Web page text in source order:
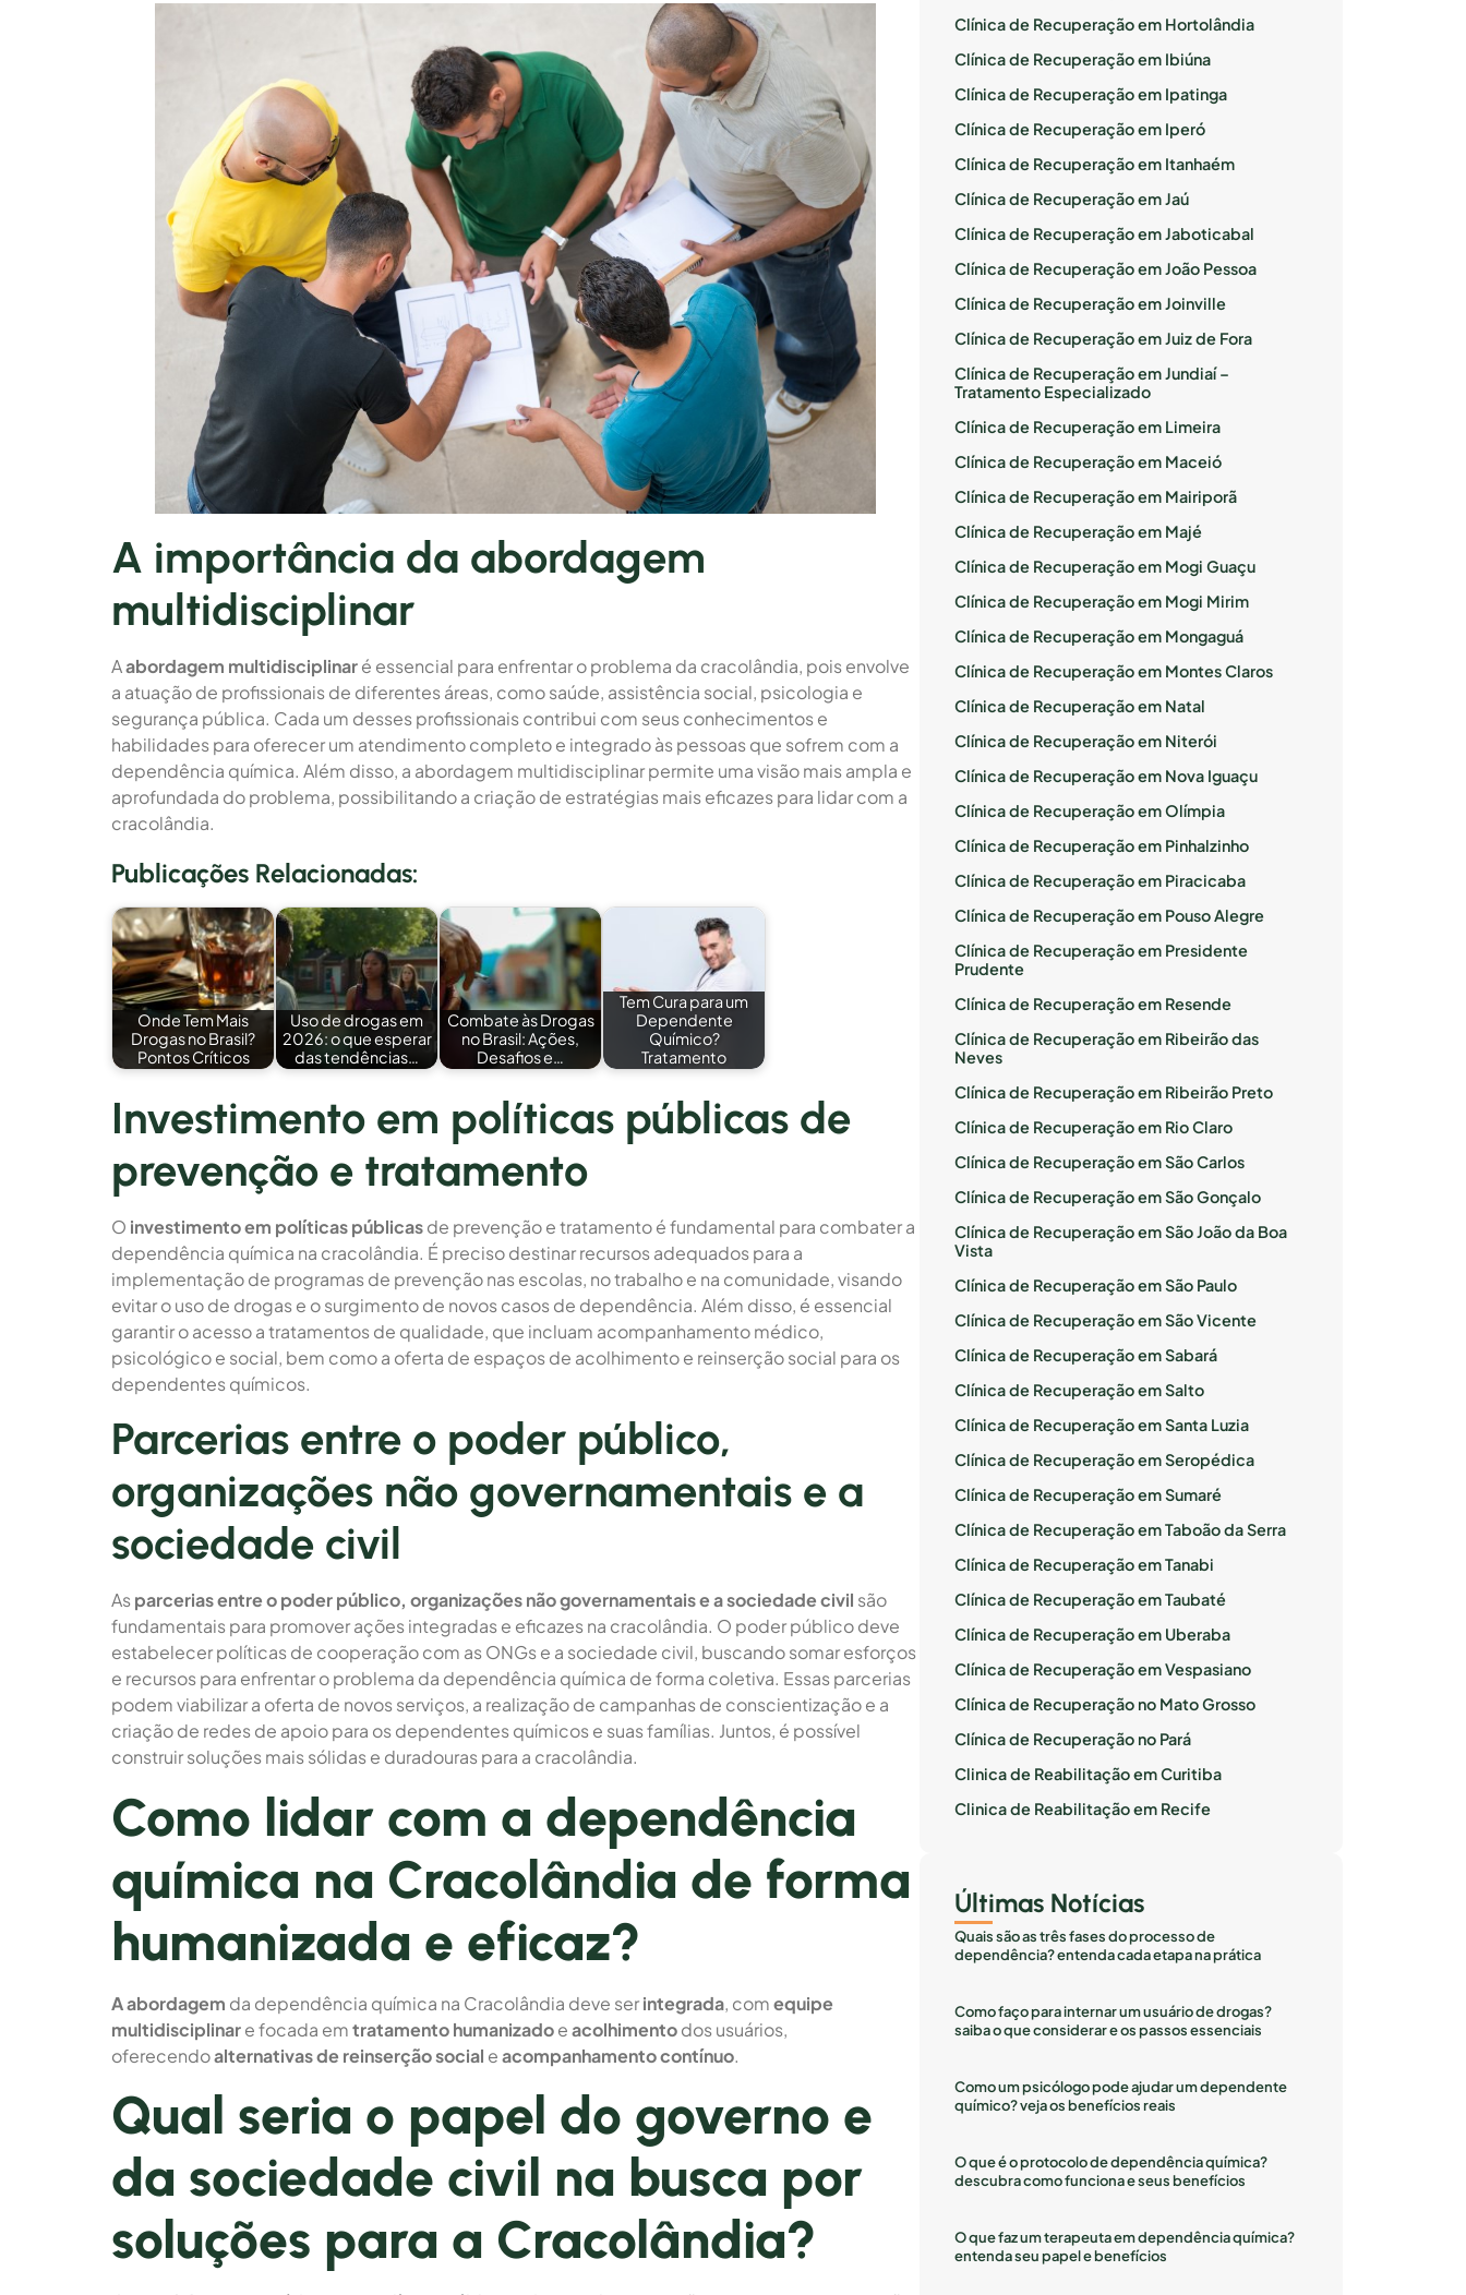
A importância da abordagem
multidisciplinar
Aabordagem multidisciplinaré essencial para enfrentar o problema da cracolândia, pois envolve
a atuação de profissionais de diferentes áreas, como saúde, assistência social, psicologia e
segurança pública. Cada um desses profissionais contribui com seus conhecimentos e
habilidades para oferecer um atendimento completo e integrado às pessoas que sofrem com a
dependência química. Além disso, a abordagem multidisciplinar permite uma visão mais ampla e
aprofundada do problema, possibilitando a criação de estratégias mais eficazes para lidar com a
cracolândia.
Publicações Relacionadas:
Onde Tem Mais
Drogas no Brasil?
Pontos Críticos
Uso de drogas em
2026: o que esperar
das tendências…
Combate às Drogas
no Brasil: Ações,
Desafios e…
Tem Cura para um
Dependente
Químico?
Tratamento
Investimento em políticas públicas de
prevenção e tratamento
O investimento em políticas públicasde prevenção e tratamento é fundamental para combater a
dependência química na cracolândia. É preciso destinar recursos adequados para a
implementação de programas de prevenção nas escolas, no trabalho e na comunidade, visando
evitar o uso de drogas e o surgimento de novos casos de dependência. Além disso, é essencial
garantir o acesso a tratamentos de qualidade, que incluam acompanhamento médico,
psicológico e social, bem como a oferta de espaços de acolhimento e reinserção social para os
dependentes químicos.
Parcerias entre o poder público,
organizações não governamentais e a
sociedade civil
Asparcerias entre o poder público, organizações não governamentais e a sociedade civil são
fundamentais para promover ações integradas e eficazes na cracolândia. O poder público deve
estabelecer políticas de cooperação com as ONGs e a sociedade civil, buscando somar esforços
e recursos para enfrentar o problema da dependência química de forma coletiva. Essas parcerias
podem viabilizar a oferta de novos serviços, a realização de campanhas de conscientização e a
criação de redes de apoio para os dependentes químicos e suas famílias. Juntos, é possível
construir soluções mais sólidas e duradouras para a cracolândia.
Como lidar com a dependência
química na Cracolândia de forma
humanizada e eficaz?
A abordagem da dependência química na Cracolândia deve serintegrada, comequipe
multidisciplinare focada emtratamento humanizadoeacolhimentodos usuários,
oferecendoalternativas de reinserção social eacompanhamento contínuo.
Qual seria o papel do governo e
da sociedade civil na busca por
soluções para a Cracolândia?
Clínica de Recuperação em Hortolândia
Clínica de Recuperação em Ibiúna
Clínica de Recuperação em Ipatinga
Clínica de Recuperação em Iperó
Clínica de Recuperação em Itanhaém
Clínica de Recuperação em Jaú
Clínica de Recuperação em Jaboticabal
Clínica de Recuperação em João Pessoa
Clínica de Recuperação em Joinville
Clínica de Recuperação em Juiz de Fora
Clínica de Recuperação em Jundiaí –
Tratamento Especializado
Clínica de Recuperação em Limeira
Clínica de Recuperação em Maceió
Clínica de Recuperação em Mairiporã
Clínica de Recuperação em Majé
Clínica de Recuperação em Mogi Guaçu
Clínica de Recuperação em Mogi Mirim
Clínica de Recuperação em Mongaguá
Clínica de Recuperação em Montes Claros
Clínica de Recuperação em Natal
Clínica de Recuperação em Niterói
Clínica de Recuperação em Nova Iguaçu
Clínica de Recuperação em Olímpia
Clínica de Recuperação em Pinhalzinho
Clínica de Recuperação em Piracicaba
Clínica de Recuperação em Pouso Alegre
Clínica de Recuperação em Presidente
Prudente
Clínica de Recuperação em Resende
Clínica de Recuperação em Ribeirão das
Neves
Clínica de Recuperação em Ribeirão Preto
Clínica de Recuperação em Rio Claro
Clínica de Recuperação em São Carlos
Clínica de Recuperação em São Gonçalo
Clínica de Recuperação em São João da Boa
Vista
Clínica de Recuperação em São Paulo
Clínica de Recuperação em São Vicente
Clínica de Recuperação em Sabará
Clínica de Recuperação em Salto
Clínica de Recuperação em Santa Luzia
Clínica de Recuperação em Seropédica
Clínica de Recuperação em Sumaré
Clínica de Recuperação em Taboão da Serra
Clínica de Recuperação em Tanabi
Clínica de Recuperação em Taubaté
Clínica de Recuperação em Uberaba
Clínica de Recuperação em Vespasiano
Clínica de Recuperação no Mato Grosso
Clínica de Recuperação no Pará
Clinica de Reabilitação em Curitiba
Clinica de Reabilitação em Recife
Últimas Notícias
Quais são as três fases do processo de
dependência? entenda cada etapa na prática
Como faço para internar um usuário de drogas?
saiba o que considerar e os passos essenciais
Como um psicólogo pode ajudar um dependente
químico? veja os benefícios reais
O que é o protocolo de dependência química?
descubra como funciona e seus benefícios
O que faz um terapeuta em dependência química?
entenda seu papel e benefícios